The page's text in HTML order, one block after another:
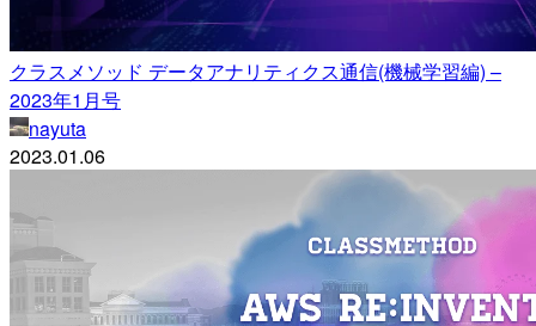
クラスメソッド データアナリティクス通信(機械学習編) –
2023年1月号
nayuta
2023.01.06